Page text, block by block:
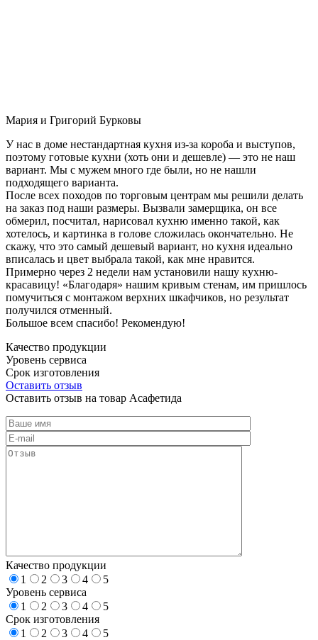
Мария и Григорий Бурковы
У нас в доме нестандартная кухня из-за короба и выступов,
поэтому готовые кухни (хоть они и дешевле) — это не наш
вариант. Мы с мужем много где были, но не нашли
подходящего варианта.
После всех походов по торговым центрам мы решили делать
на заказ под наши размеры. Вызвали замерщика, он все
обмерил, посчитал, нарисовал кухню именно такой, как
хотелось, и картинка в голове сложилась окончательно. Не
скажу, что это самый дешевый вариант, но кухня идеально
вписалась и цвет выбрала такой, как мне нравится.
Примерно через 2 недели нам установили нашу кухню-
красавицу! «Благодаря» нашим кривым стенам, им пришлось
помучиться с монтажом верхних шкафчиков, но результат
получился отменный.
Большое всем спасибо! Рекомендую!
Качество продукции
Уровень сервиса
Срок изготовления
Оставить отзыв
Оставить отзыв на товар Асафетида
Качество продукции
1
2 3 4
5
Уровень сервиса
1
2 3 4
5
Срок изготовления
1
2 3 4
5